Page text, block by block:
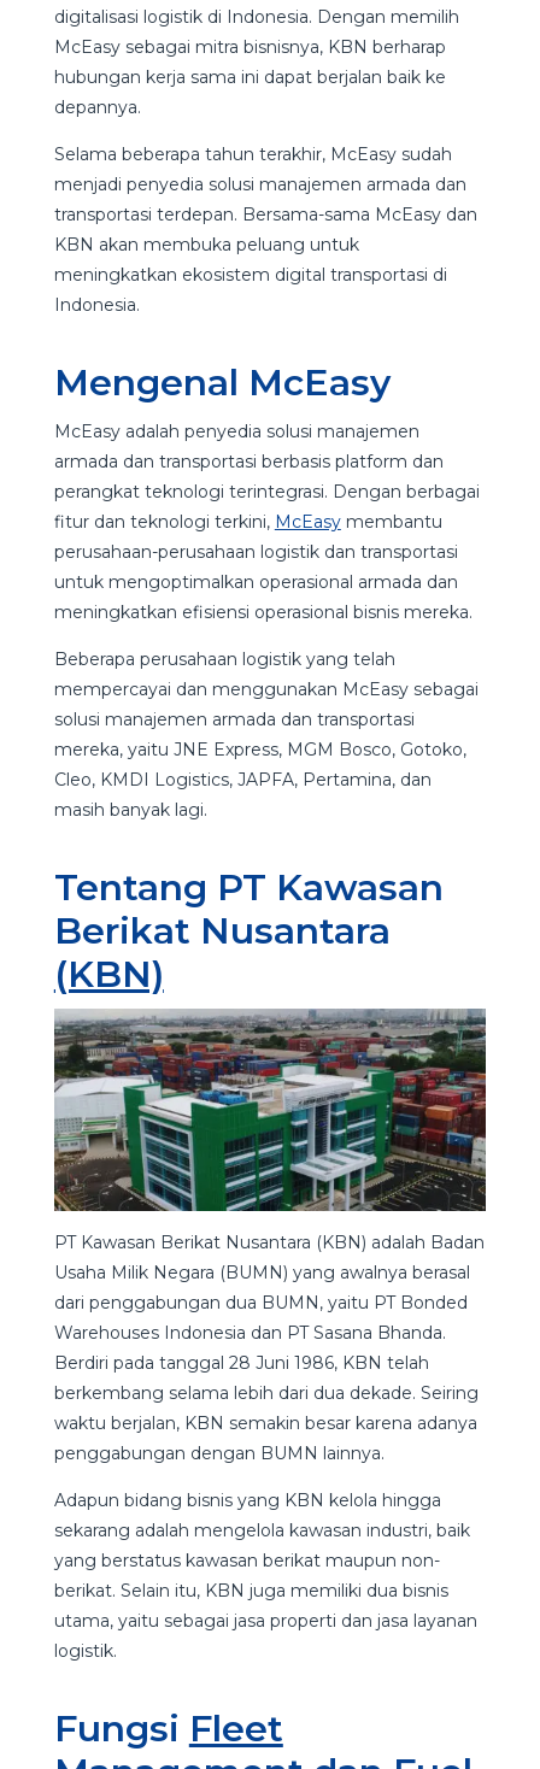
digitalisasi logistik di Indonesia. Dengan memilih
McEasy sebagai mitra bisnisnya, KBN berharap
hubungan kerja sama ini dapat berjalan baik ke
depannya.
Selama beberapa tahun terakhir, McEasy sudah
menjadi penyedia solusi manajemen armada dan
transportasi terdepan. Bersama-sama McEasy dan
KBN akan membuka peluang untuk
meningkatkan ekosistem digital transportasi di
Indonesia.
Mengenal McEasy
McEasy adalah penyedia solusi manajemen
armada dan transportasi berbasis platform dan
perangkat teknologi terintegrasi. Dengan berbagai
fitur dan teknologi terkini, McEasymembantu
perusahaan-perusahaan logistik dan transportasi
untuk mengoptimalkan operasional armada dan
meningkatkan efisiensi operasional bisnis mereka.
Beberapa perusahaan logistik yang telah
mempercayai dan menggunakan McEasy sebagai
solusi manajemen armada dan transportasi
mereka, yaitu JNE Express, MGM Bosco, Gotoko,
Cleo, KMDI Logistics, JAPFA, Pertamina, dan
masih banyak lagi.
Tentang PT Kawasan
Berikat Nusantara
(KBN)
PT Kawasan Berikat Nusantara (KBN) adalah Badan
Usaha Milik Negara (BUMN) yang awalnya berasal
dari penggabungan dua BUMN, yaitu PT Bonded
Warehouses Indonesia dan PT Sasana Bhanda.
Berdiri pada tanggal 28 Juni 1986, KBN telah
berkembang selama lebih dari dua dekade. Seiring
waktu berjalan, KBN semakin besar karena adanya
penggabungan dengan BUMN lainnya.
Adapun bidang bisnis yang KBN kelola hingga
sekarang adalah mengelola kawasan industri, baik
yang berstatus kawasan berikat maupun non-
berikat. Selain itu, KBN juga memiliki dua bisnis
utama, yaitu sebagai jasa properti dan jasa layanan
logistik.
Fungsi Fleet